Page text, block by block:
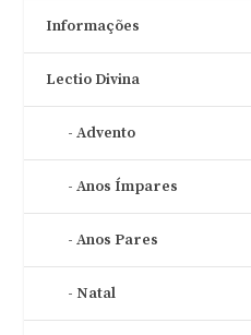
Informações
Lectio Divina
Advento
Anos Ímpares
Anos Pares
Natal